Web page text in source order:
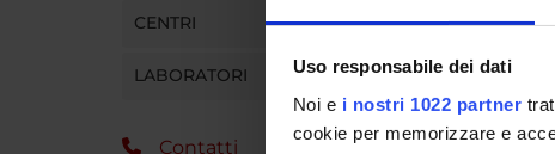
Uso responsabile dei dati
Noi e i nostri 1022 partner
cookie per memorizzare e
CENTRI
LABORATORI
Contatti